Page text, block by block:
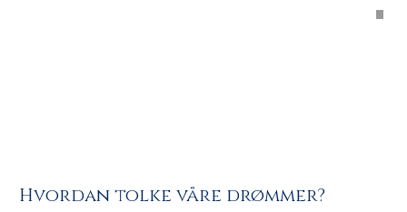
Hvordan tolke våre drømmer?